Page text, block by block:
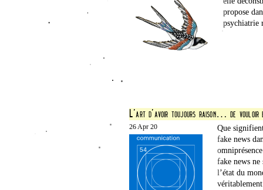
propose
psychiatrie
26 Apr 20
Que
fake news
fake news
l’état du